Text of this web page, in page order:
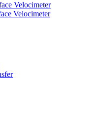
Velocimeter
Velocimeter